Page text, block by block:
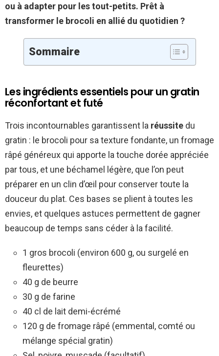
ou à adapter pour les tout-petits. Prêt à
transformer le brocoli en allié du quotidien ?
Sommaire
Les ingrédients essentiels pour un gratin
réconfortant et futé
Trois incontournables garantissent la réussite du
gratin : le brocoli pour sa texture fondante, un fromage
râpé généreux qui apporte la touche dorée appréciée
par tous, et une béchamel légère, que l’on peut
préparer en un clin d’œil pour conserver toute la
douceur du plat. Ces bases se plient à toutes les
envies, et quelques astuces permettent de gagner
beaucoup de temps sans céder à la facilité.
1 gros brocoli (environ 600 g, ou surgelé en
fleurettes)
40 g de beurre
30 g de farine
40 cl de lait demi-écrémé
120 g de fromage râpé (emmental, comté ou
mélange spécial gratin)